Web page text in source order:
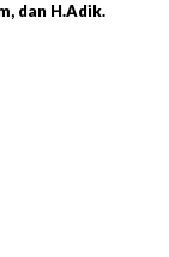
dan H.Adik.